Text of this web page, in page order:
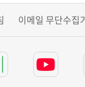
이메일 무단수집